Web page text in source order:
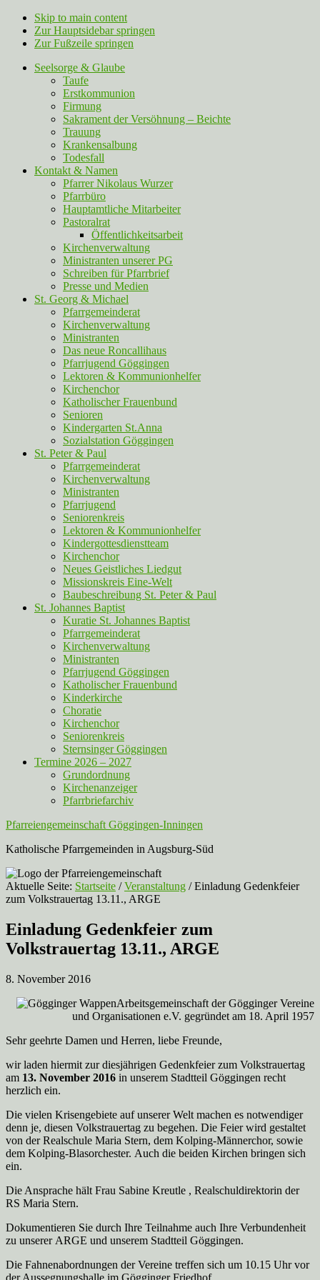
Skip to main content
Zur Hauptsidebar springen
Zur Fußzeile springen
Seelsorge & Glaube
Taufe
Erstkommunion
Firmung
Sakrament der Versöhnung – Beichte
Trauung
Krankensalbung
Todesfall
Kontakt & Namen
Pfarrer Nikolaus Wurzer
Pfarrbüro
Hauptamtliche Mitarbeiter
Pastoralrat
Öffentlichkeitsarbeit
Kirchenverwaltung
Ministranten unserer PG
Schreiben für Pfarrbrief
Presse und Medien
St. Georg & Michael
Pfarrgemeinderat
Kirchenverwaltung
Ministranten
Das neue Roncallihaus
Pfarrjugend Göggingen
Lektoren & Kommunionhelfer
Kirchenchor
Katholischer Frauenbund
Senioren
Kindergarten St.Anna
Sozialstation Göggingen
St. Peter & Paul
Pfarrgemeinderat
Kirchenverwaltung
Ministranten
Pfarrjugend
Seniorenkreis
Lektoren & Kommunionhelfer
Kindergottesdienstteam
Kirchenchor
Neues Geistliches Liedgut
Missionskreis Eine-Welt
Baubeschreibung St. Peter & Paul
St. Johannes Baptist
Kuratie St. Johannes Baptist
Pfarrgemeinderat
Kirchenverwaltung
Ministranten
Pfarrjugend Göggingen
Katholischer Frauenbund
Kinderkirche
Choratie
Kirchenchor
Seniorenkreis
Sternsinger Göggingen
Termine 2026 – 2027
Grundordnung
Kirchenanzeiger
Pfarrbriefarchiv
Pfarreiengemeinschaft Göggingen-Inningen
Katholische Pfarrgemeinden in Augsburg-Süd
Aktuelle Seite: Startseite / Veranstaltung /Einladung Gedenkfeier
zum Volkstrauertag 13.11., ARGE
Einladung Gedenkfeier zum
Volkstrauertag 13.11., ARGE
8. November 2016
Arbeitsgemeinschaft der Gögginger Vereine
und Organisationen e.V. gegründet am 18. April 1957
Sehr geehrte Damen und Herren, liebe Freunde,
wir laden hiermit zur diesjährigen Gedenkfeier zum Volkstrauertag
am 13. November 2016 in unserem Stadtteil Göggingen recht
herzlich ein.
Die vielen Krisengebiete auf unserer Welt machen es notwendiger
denn je, diesen Volkstrauertag zu begehen. Die Feier wird gestaltet
von der Realschule Maria Stern, dem Kolping-Männerchor, sowie
dem Kolping-Blasorchester. Auch die beiden Kirchen bringen sich
ein.
Die Ansprache hält Frau Sabine Kreutle , Realschuldirektorin der
RS Maria Stern.
Dokumentieren Sie durch Ihre Teilnahme auch Ihre Verbundenheit
zu unserer ARGE und unserem Stadtteil Göggingen.
Die Fahnenabordnungen der Vereine treffen sich um 10.15 Uhr vor
der Aussegnungshalle im Gögginger Friedhof.